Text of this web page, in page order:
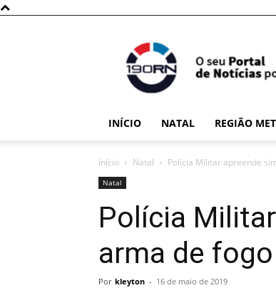
INÍCIO NATAL REGIÃO
Início Natal Polícia Militar apreende
Natal
Polícia
arma de
Por kleyton - 16 de maio de 2019